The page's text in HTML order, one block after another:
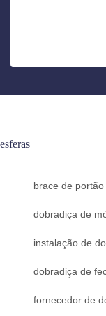
esferas
brace de portão
dobradiça de
instalação de
dobradiça de
fornecedor de